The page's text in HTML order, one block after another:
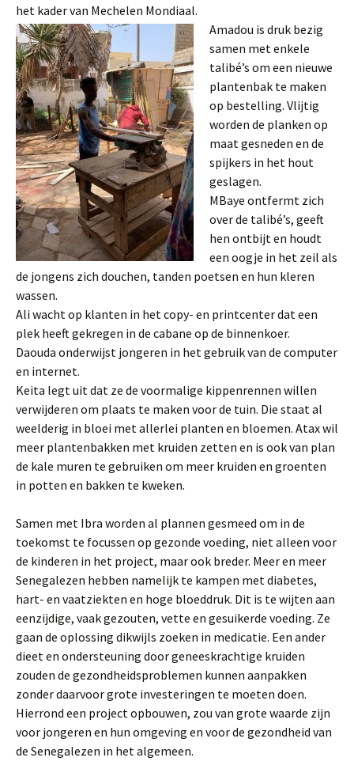
het kader van Mechelen Mondiaal.
Amadou is druk bezig
samen met enkele
talibé’s om een nieuwe
plantenbak te maken
op bestelling. Vlijtig
worden de planken op
maat gesneden en de
spijkers in het hout
geslagen.
MBaye ontfermt zich
over de talibé’s, geeft
hen ontbijt en houdt
een oogje in het zeil als
de jongens zich douchen, tanden poetsen en hun kleren
wassen.
Ali wacht op klanten in het copy- en printcenter dat een
plek heeft gekregen in de cabane op de binnenkoer.
Daouda onderwijst jongeren in het gebruik van de computer
en internet.
Keita legt uit dat ze de voormalige kippenrennen willen
verwijderen om plaats te maken voor de tuin. Die staat al
weelderig in bloei met allerlei planten en bloemen. Atax wil
meer plantenbakken met kruiden zetten en is ook van plan
de kale muren te gebruiken om meer kruiden en groenten
in potten en bakken te kweken.
Samen met Ibra worden al plannen gesmeed om in de
toekomst te focussen op gezonde voeding, niet alleen voor
de kinderen in het project, maar ook breder. Meer en meer
Senegalezen hebben namelijk te kampen met diabetes,
hart- en vaatziekten en hoge bloeddruk. Dit is te wijten aan
eenzijdige, vaak gezouten, vette en gesuikerde voeding. Ze
gaan de oplossing dikwijls zoeken in medicatie. Een ander
dieet en ondersteuning door geneeskrachtige kruiden
zouden de gezondheidsproblemen kunnen aanpakken
zonder daarvoor grote investeringen te moeten doen.
Hierrond een project opbouwen, zou van grote waarde zijn
voor jongeren en hun omgeving en voor de gezondheid van
de Senegalezen in het algemeen.